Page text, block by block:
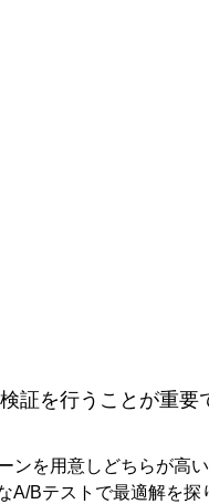
証を行うことが重要
ンを用意しどちらが高
Bテストで最適解を探